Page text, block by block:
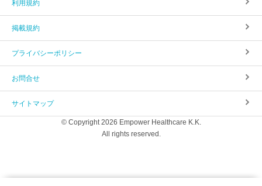
利用規約
掲載規約
プライバシーポリシー
お問合せ
サイトマップ
© Copyright 2026 Empower Healthcare K.K.
All rights reserved.